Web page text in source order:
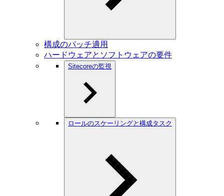
構成のパッチ適用
ハードウェアとソフトウェアの要件
Sitecoreの監視
ロールのスケーリングと構成タスク